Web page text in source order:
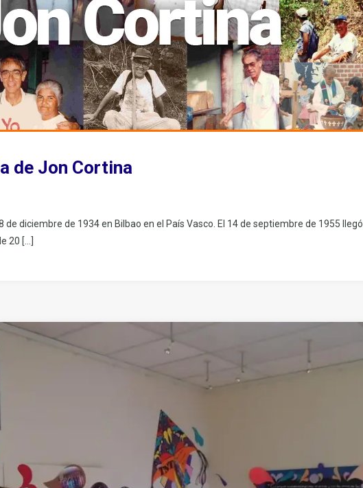
de Jon Cortina
de diciembre de 1934 en Bilbao en el País Vasco. El 14 de septiembre de 1955 llegó
20 […]